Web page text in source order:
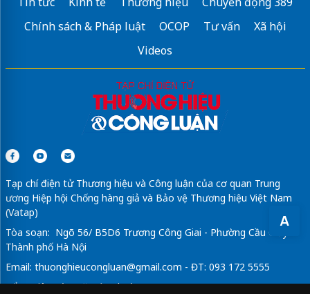
A
Chính sách & Pháp luật
OCOP Tư vấn
Xã hội
Videos
Tạp chí điện tử Thương hiệu và Công luận của cơ quan Trung
ương Hiệp hội Chống hàng giả và Bảo vệ Thương hiệu Việt Nam
(Vatap)
Tòa soạn: Ngõ 56/ B5D6 Trương Công Giai - Phường Cầu Giấy -
Thành phố Hà Nội
Email: thuonghieucongluan@gmail.com - ĐT: 093 172 5555
Tổng Biên Tập: Vũ Đức Thuận